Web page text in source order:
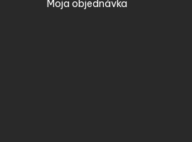
Moja objednávka